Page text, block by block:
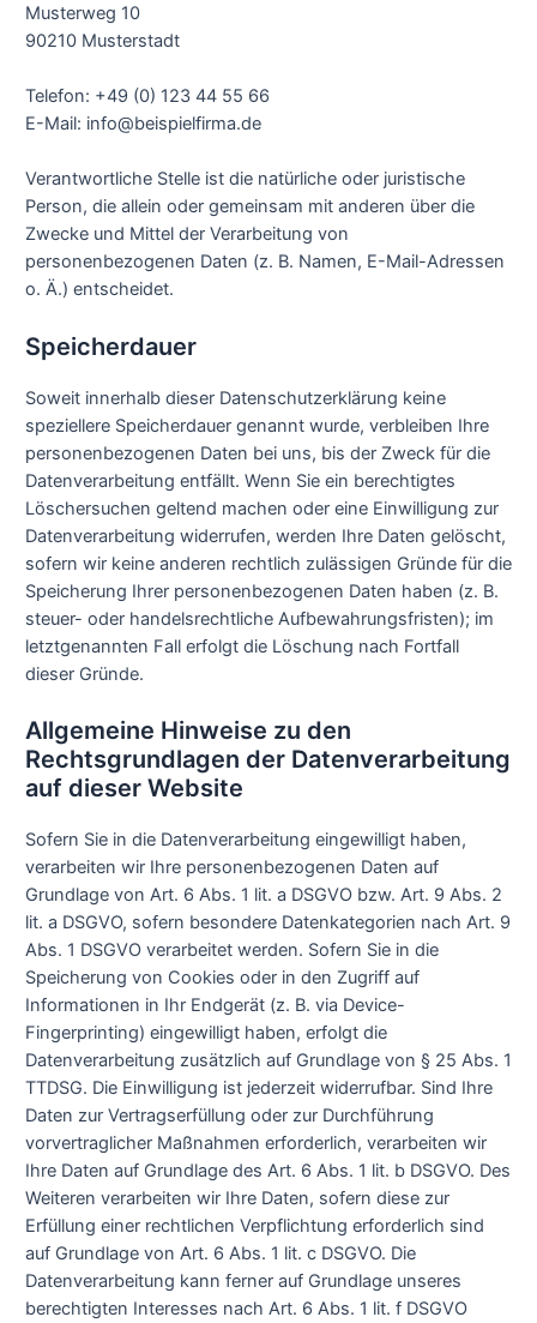
Musterweg 10
90210 Musterstadt
Telefon: +49 (0) 123 44 55 66
E-Mail: info@beispielfirma.de
Verantwortliche Stelle ist die natürliche oder juristische
Person, die allein oder gemeinsam mit anderen über die
Zwecke und Mittel der Verarbeitung von
personenbezogenen Daten (z. B. Namen, E-Mail-Adressen
o. Ä.) entscheidet.
Speicherdauer
Soweit innerhalb dieser Datenschutzerklärung keine
speziellere Speicherdauer genannt wurde, verbleiben Ihre
personenbezogenen Daten bei uns, bis der Zweck für die
Datenverarbeitung entfällt. Wenn Sie ein berechtigtes
Löschersuchen geltend machen oder eine Einwilligung zur
Datenverarbeitung widerrufen, werden Ihre Daten gelöscht,
sofern wir keine anderen rechtlich zulässigen Gründe für die
Speicherung Ihrer personenbezogenen Daten haben (z. B.
steuer- oder handelsrechtliche Aufbewahrungsfristen); im
letztgenannten Fall erfolgt die Löschung nach Fortfall
dieser Gründe.
Allgemeine Hinweise zu den
Rechtsgrundlagen der Datenverarbeitung
auf dieser Website
Sofern Sie in die Datenverarbeitung eingewilligt haben,
verarbeiten wir Ihre personenbezogenen Daten auf
Grundlage von Art. 6 Abs. 1 lit. a DSGVO bzw. Art. 9 Abs. 2
lit. a DSGVO, sofern besondere Datenkategorien nach Art. 9
Abs. 1 DSGVO verarbeitet werden. Sofern Sie in die
Speicherung von Cookies oder in den Zugriff auf
Informationen in Ihr Endgerät (z. B. via Device-
Fingerprinting) eingewilligt haben, erfolgt die
Datenverarbeitung zusätzlich auf Grundlage von § 25 Abs. 1
TTDSG. Die Einwilligung ist jederzeit widerrufbar. Sind Ihre
Daten zur Vertragserfüllung oder zur Durchführung
vorvertraglicher Maßnahmen erforderlich, verarbeiten wir
Ihre Daten auf Grundlage des Art. 6 Abs. 1 lit. b DSGVO. Des
Weiteren verarbeiten wir Ihre Daten, sofern diese zur
Erfüllung einer rechtlichen Verpflichtung erforderlich sind
auf Grundlage von Art. 6 Abs. 1 lit. c DSGVO. Die
Datenverarbeitung kann ferner auf Grundlage unseres
berechtigten Interesses nach Art. 6 Abs. 1 lit. f DSGVO